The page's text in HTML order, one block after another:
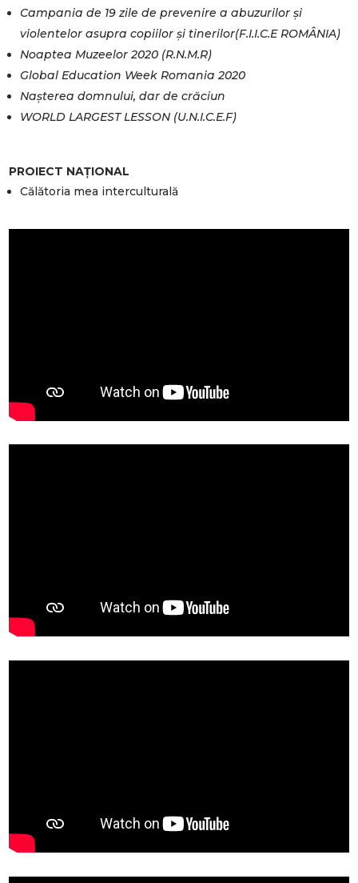
Campania de 19 zile de prevenire a abuzurilor și
violentelor asupra copiilor și tinerilor(F.I.I.C.E ROMÂNIA)
Noaptea Muzeelor 2020 (R.N.M.R)
Global Education Week Romania 2020
Nașterea domnului, dar de crăciun
WORLD LARGEST LESSON (U.N.I.C.E.F)
PROIECT NAȚIONAL
Călătoria mea interculturală